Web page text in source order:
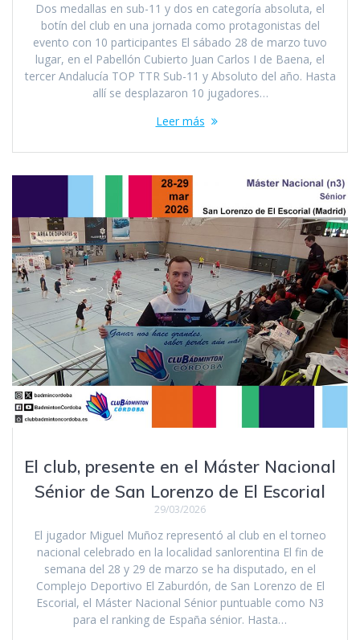
Dos medallas en sub-11 y dos en categoría absoluta, el
botín del club en una jornada como protagonistas del
evento con 10 participantes El sábado 28 de marzo tuvo
lugar, en el Pabellón Cubierto Juan Carlos I de Baena, el
tercer Andalucía TOP TTR Sub-11 y Absoluto del año. Hasta
allí se desplazaron 10 jugadores…
Leer más
El club, presente en el Máster Nacional
Sénior de San Lorenzo de El Escorial
29/03/2026
El jugador Miguel Muñoz representó al club en el torneo
nacional celebrado en la localidad sanlorentina El fin de
semana del 28 y 29 de marzo se ha disputado, en el
Complejo Deportivo El Zaburdón, de San Lorenzo de El
Escorial, el Máster Nacional Sénior puntuable como N3
para el ranking de España sénior. Hasta…